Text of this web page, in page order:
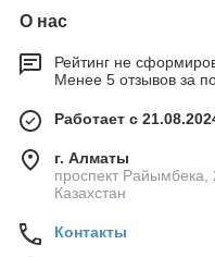
О нас
Рейтинг не
Менее 5 отзывов за
Работает с
г. Алматы
проспект
Казахстан
Контакты